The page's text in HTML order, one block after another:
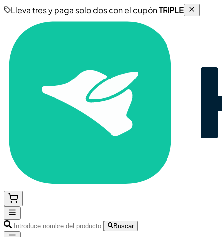
Lleva tres y paga solo dos con el cupónTRIPLE
Buscar